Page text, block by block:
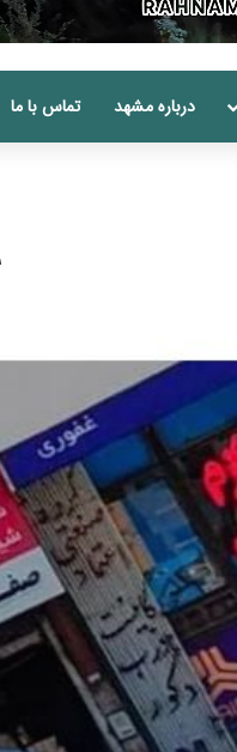
درباره مشهد تماس با ما